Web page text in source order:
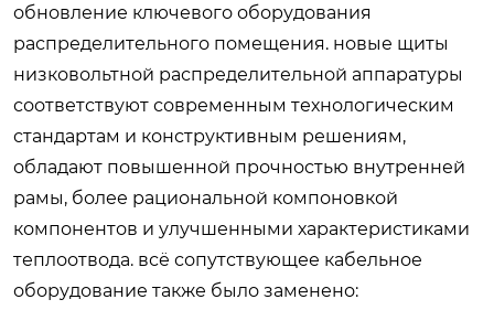
обновление ключевого оборудования
распределительного помещения. новые щиты
низковольтной распределительной аппаратуры
соответствуют современным технологическим
стандартам и конструктивным решениям,
обладают повышенной прочностью внутренней
рамы, более рациональной компоновкой
компонентов и улучшенными характеристиками
теплоотвода. всё сопутствующее кабельное
оборудование также было заменено: